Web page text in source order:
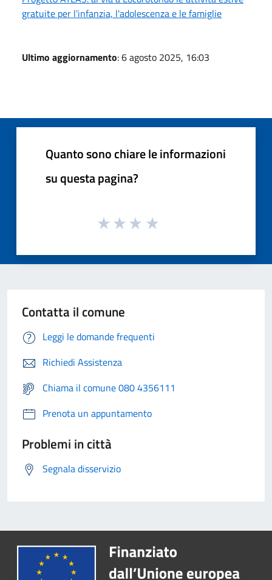
gratuite per l'infanzia, l'adolescenza e le famiglie
Ultimo aggiornamento: 6 agosto 2025, 16:03
Quanto sono chiare le informazioni
su questa pagina?
Contatta il comune
Leggi le domande frequenti
Richiedi Assistenza
Chiama il comune 080 4356111
Prenota un appuntamento
Problemi in città
Segnala disservizio